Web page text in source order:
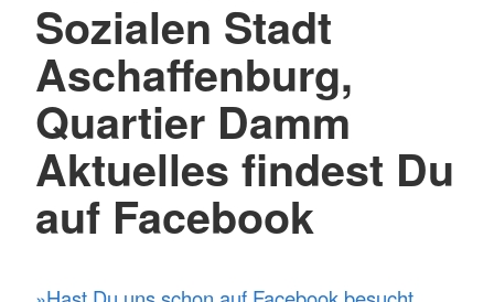
Sozialen Stadt
Aschaffenburg,
Quartier Damm
Aktuelles findest Du
auf Facebook